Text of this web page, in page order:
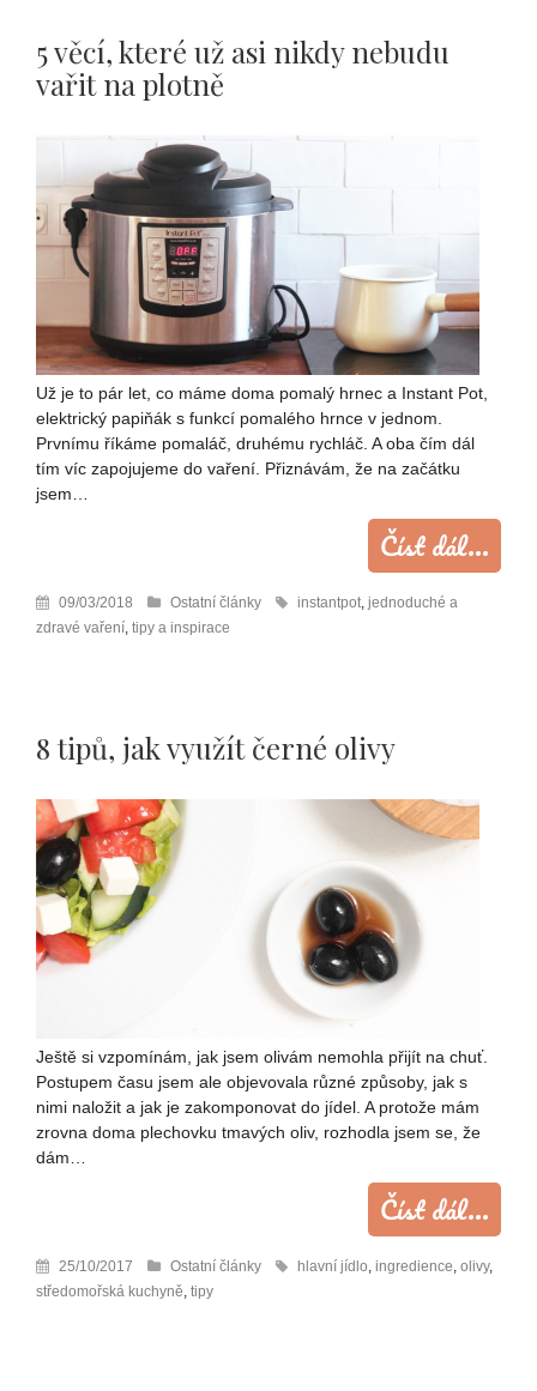
5 věcí, které už asi nikdy nebudu
vařit na plotně
Už je to pár let, co máme doma pomalý hrnec a Instant Pot,
elektrický papiňák s funkcí pomalého hrnce v jednom.
Prvnímu říkáme pomaláč, druhému rychláč. A oba čím dál
tím víc zapojujeme do vaření. Přiznávám, že na začátku
jsem…
Číst dál...
09/03/2018 Ostatní články instantpot, jednoduché a
zdravé vaření, tipy a inspirace
8 tipů, jak využít černé olivy
Ještě si vzpomínám, jak jsem olivám nemohla přijít na chuť.
Postupem času jsem ale objevovala různé způsoby, jak s
nimi naložit a jak je zakomponovat do jídel. A protože mám
zrovna doma plechovku tmavých oliv, rozhodla jsem se, že
dám…
Číst dál...
25/10/2017 Ostatní články hlavní jídlo, ingredience, olivy,
středomořská kuchyně, tipy